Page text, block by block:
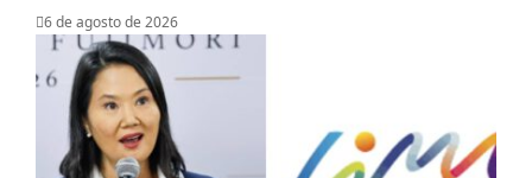
6 de agosto de 2026